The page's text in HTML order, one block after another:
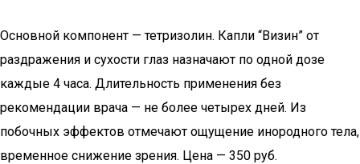
Основной компонент — тетризолин. Капли “Визин” от
раздражения и сухости глаз назначают по одной дозе
каждые 4 часа. Длительность применения без
рекомендации врача — не более четырех дней. Из
побочных эффектов отмечают ощущение инородного тела,
временное снижение зрения. Цена — 350 руб.